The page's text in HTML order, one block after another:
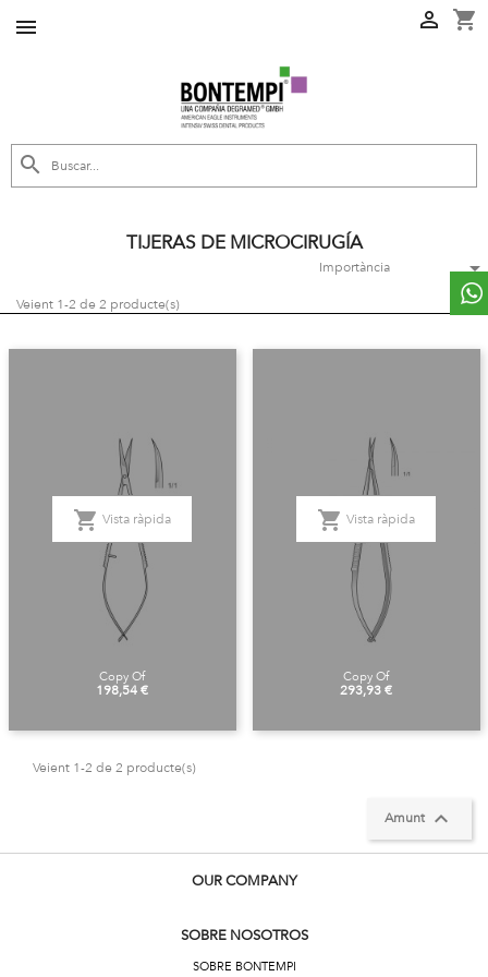
 shopping_cart


TIJERAS DE MICROCIRUGÍA
Importància 
Veient 1-2 de 2 producte(s)
Copy Of
Preu
198,54 €
shopping_cart Vista ràpida
Copy Of
Preu
293,93 €
shopping_cart Vista ràpida
Veient 1-2 de 2 producte(s)
Amunt 
OUR COMPANY
SOBRE NOSOTROS
SOBRE BONTEMPI